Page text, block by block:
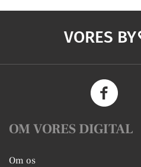
VORES BY
OM VORES DIGITAL
Om os